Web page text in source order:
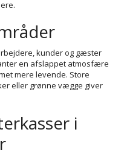
kunder og gæster
en afslappet atmosfære
mere levende. Store
eller grønne vægge giver
i